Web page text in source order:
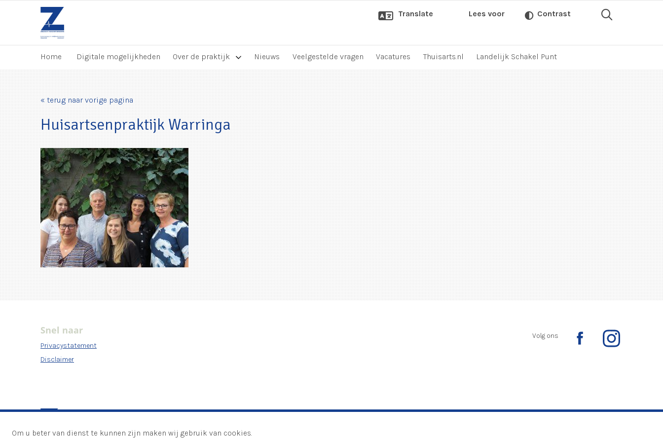
Translate Lees voor Contrast
Home Digitale mogelijkheden Over de praktijk Nieuws Veelgestelde vragen Vacatures Thuisarts.nl Landelijk Schakel Punt
« terug naar vorige pagina
Huisartsenpraktijk Warringa
Snel naar
Privacystatement
Disclaimer
Volg ons
Ontwikkeld door:Yardzorgsites.nl
Om u beter van dienst te kunnen zijn maken wij gebruik van cookies.